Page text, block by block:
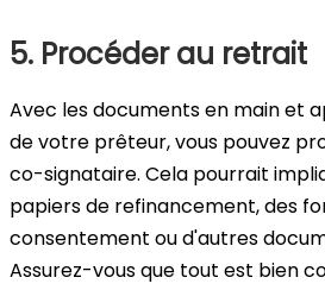
5. Procéder au retrait
Avec les documents en main et
de votre prêteur, vous pouvez
co-signataire. Cela pourrait
papiers de refinancement, des
consentement ou d'autres
Assurez-vous que tout est bien